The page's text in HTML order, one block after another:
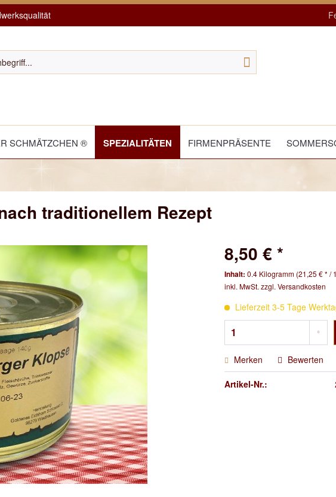
SCHMÄTZCHEN ® SPEZIALITÄTEN FIRMENPRÄSENTE
traditionellem Rezept
8,50 € *
Inhalt: 0.4 Kilogramm (21,25 € * /
inkl. MwSt. zzgl. Versandkosten
Lieferzeit 3-5 Tage
Merken Bewerten
Artikel-Nr.: